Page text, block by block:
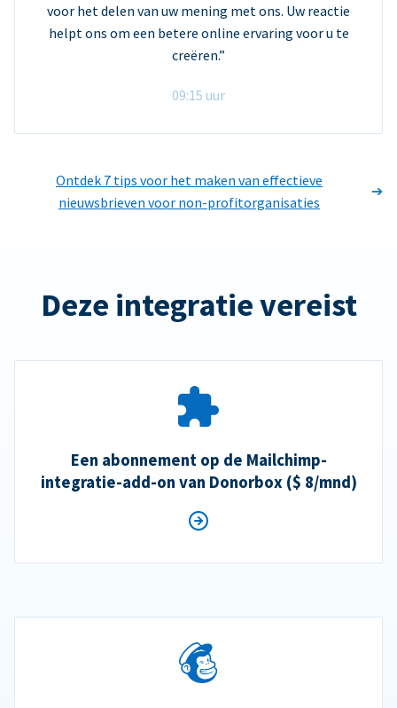
voor het delen van uw mening met ons. Uw reactie
helpt ons om een betere online ervaring voor u te
creëren.”
09:15 uur
Ontdek 7 tips voor het maken van effectieve
nieuwsbrieven voor non-profitorganisaties
Deze integratie vereist
Een abonnement op de Mailchimp-
integratie-add-on van Donorbox ($ 8/mnd)